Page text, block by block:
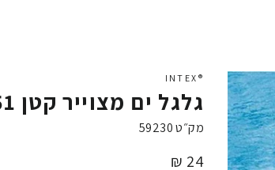
®INTEX
גלגל ים מצוייר קטן 51 ס"מ Intex
מק״ט59230
מחיר
24 ₪